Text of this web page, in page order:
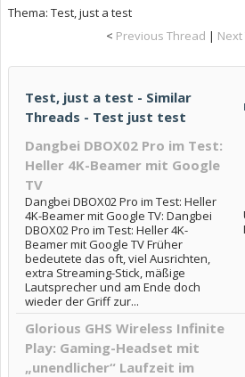
Thema: Test, just a test
< Previous Thread |
Test, just a test - Similar
Threads - Test just test
Dangbei DBOX02 Pro im Test:
Heller 4K-Beamer mit Google
TV
Dangbei DBOX02 Pro im Test: Heller
4K-Beamer mit Google TV: Dangbei
DBOX02 Pro im Test: Heller 4K-
Beamer mit Google TV Früher
bedeutete das oft, viel Ausrichten,
extra Streaming-Stick, mäßige
Lautsprecher und am Ende doch
wieder der Griff zur...
Glorious GHS Wireless Infinite
Play: Gaming-Headset mit
„unendlicher“ Laufzeit im